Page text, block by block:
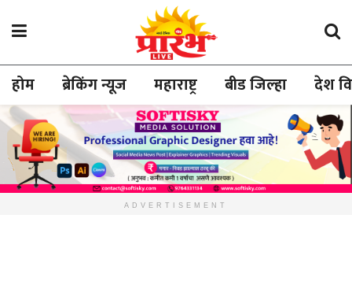
होम ब्रेकिंग न्यूज महाराष्ट्र बीड जिल्हा देश
ADVERTISEMENT